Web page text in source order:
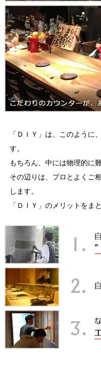
「ＤＩＹ」は、このように
す。
もちろん、中には物理的に
その辺りは、プロとよくご
します。
「ＤＩＹ」のメリットをま